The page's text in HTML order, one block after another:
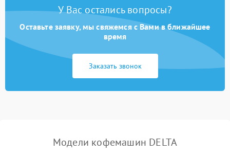
У Вас остались вопросы?
Оставьте заявку, мы свяжемся с Вами в ближайшее
время
Заказать звонок
Модели кофемашин DELTA